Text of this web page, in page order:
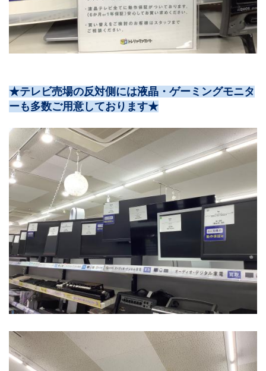
★テレビ売場の反対側には液晶・ゲーミングモニタ
ーも多数ご用意しております★